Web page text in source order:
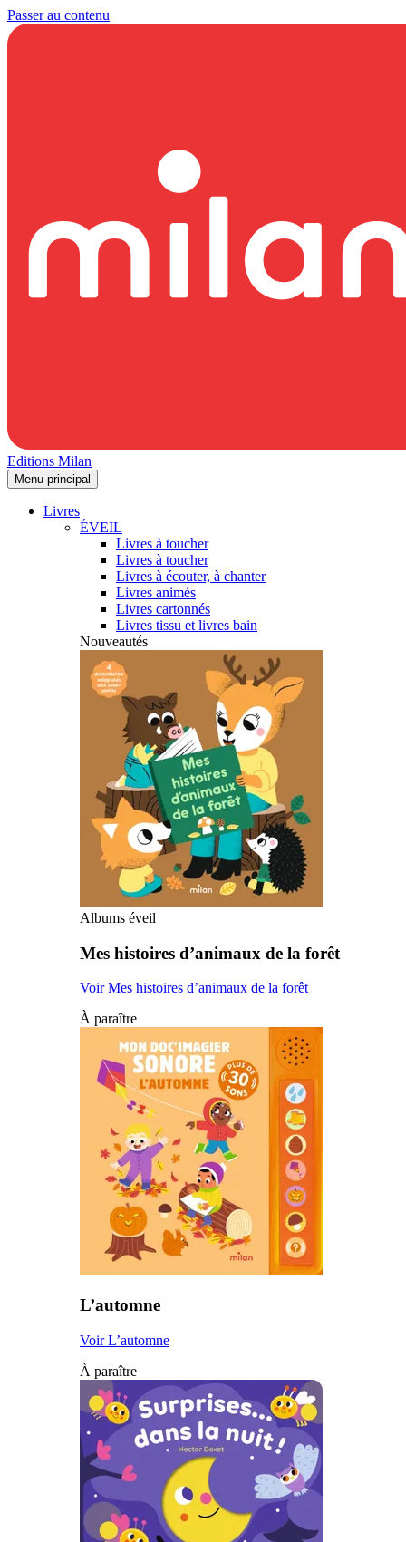
Passer au contenu
Editions Milan
Menu principal
Livres
ÉVEIL
Livres à toucher
Livres à toucher
Livres à écouter, à chanter
Livres animés
Livres cartonnés
Livres tissu et livres bain
Nouveautés
Albums éveil
Mes histoires d’animaux de la forêt
Voir Mes histoires d’animaux de la forêt
À paraître
L’automne
Voir L’automne
À paraître